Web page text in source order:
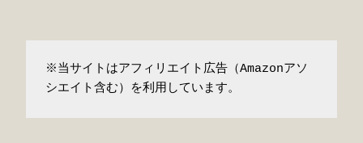
※当サイトはアフィリエイト広告（Amazonアソ
シエイト含む）を利用しています。